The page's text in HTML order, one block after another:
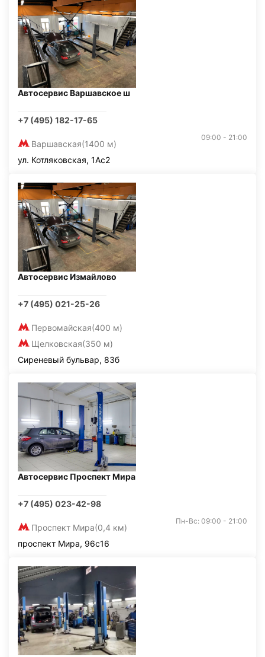
Автосервис Варшавское ш
+7 (495) 182-17-65
Варшавская(1400 м)
09:00 - 21:00
ул. Котляковская, 1Ас2
Автосервис Измайлово
+7 (495) 021-25-26
Первомайская(400 м)
Щелковская(350 м)
Сиреневый бульвар, 83б
Автосервис Проспект Мира
+7 (495) 023-42-98
Проспект Мира(0,4 км)
Пн-Вс: 09:00 - 21:00
проспект Мира, 96с16